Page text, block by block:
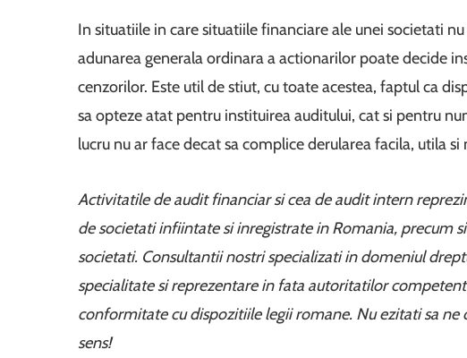
In situatiile in care situatiile financiare ale unei societati
adunarea generala ordinara a actionarilor poate decide
cenzorilor. Este util de stiut, cu toate acestea, faptul ca
sa opteze atat pentru instituirea auditului, cat si pentru
lucru nu ar face decat sa complice derularea facila, utila
Activitatile de audit financiar si cea de audit intern
de societati infiintate si inregistrate in Romania, precum
societati. Consultantii nostri specializati in domeniul
specialitate si reprezentare in fata autoritatilor
conformitate cu dispozitiile legii romane. Nu ezitati sa
sens!